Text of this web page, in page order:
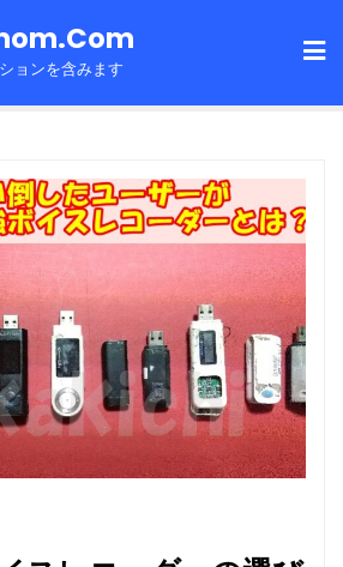
ョンを含みます